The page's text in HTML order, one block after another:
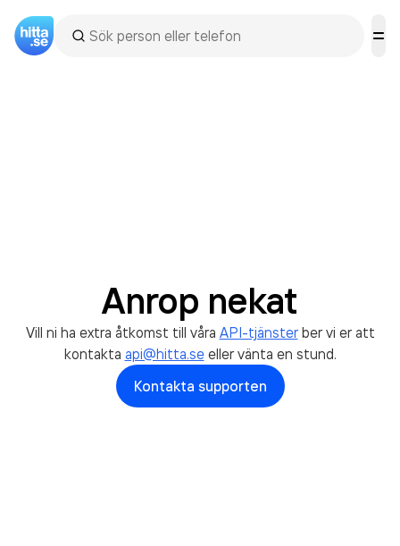
Anrop nekat
Vill ni ha extra åtkomst till våra API-tjänster ber vi er att
kontakta api@hitta.seeller vänta en stund.
Kontakta supporten